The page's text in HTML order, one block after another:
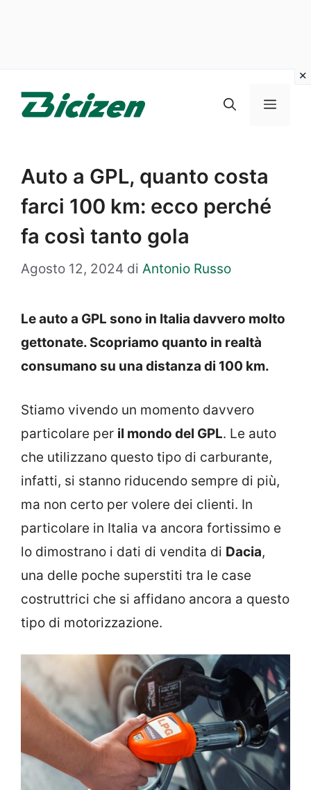
Menu
Auto a GPL, quanto costa
farci 100 km: ecco perché
fa così tanto gola
Agosto 12, 2024 di Antonio Russo
Le auto a GPL sono in Italia davvero molto
gettonate. Scopriamo quanto in realtà
consumano su una distanza di 100 km.
Stiamo vivendo un momento davvero
particolare per il mondo del GPL. Le auto
che utilizzano questo tipo di carburante,
infatti, si stanno riducendo sempre di più,
ma non certo per volere dei clienti. In
particolare in Italia va ancora fortissimo e
lo dimostrano i dati di vendita di Dacia,
una delle poche superstiti tra le case
costruttrici che si affidano ancora a questo
tipo di motorizzazione.